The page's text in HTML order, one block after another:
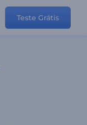
Teste Grátis